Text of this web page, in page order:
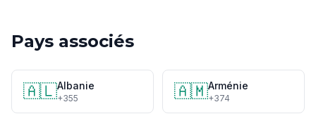
Pays associés
🇦🇱Albanie
+355 🇦🇲Arménie
+374